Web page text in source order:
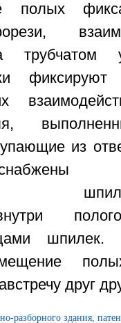
полых
трубчатом
фиксируют
из
шпилек.
друг